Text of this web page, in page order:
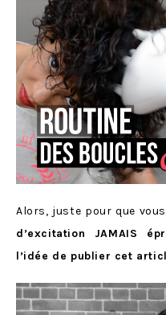
Alors, juste pour que
d’excitation JAMAIS
l’idée de publier cet